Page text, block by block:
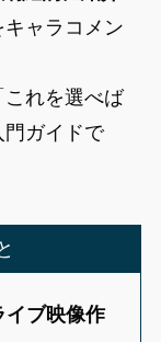
ャラコメン
れを選べば
門ガイドで
イブ映像作